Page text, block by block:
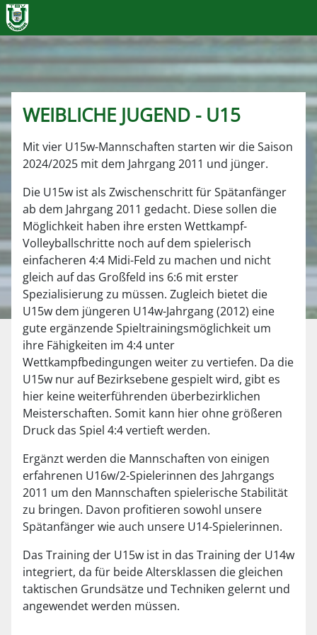
WEIBLICHE JUGEND - U15
Mit vier U15w-Mannschaften starten wir die Saison
2024/2025 mit dem Jahrgang 2011 und jünger.
Die U15w ist als Zwischenschritt für Spätanfänger
ab dem Jahrgang 2011 gedacht. Diese sollen die
Möglichkeit haben ihre ersten Wettkampf-
Volleyballschritte noch auf dem spielerisch
einfacheren 4:4 Midi-Feld zu machen und nicht
gleich auf das Großfeld ins 6:6 mit erster
Spezialisierung zu müssen. Zugleich bietet die
U15w dem jüngeren U14w-Jahrgang (2012) eine
gute ergänzende Spieltrainingsmöglichkeit um
ihre Fähigkeiten im 4:4 unter
Wettkampfbedingungen weiter zu vertiefen. Da die
U15w nur auf Bezirksebene gespielt wird, gibt es
hier keine weiterführenden überbezirklichen
Meisterschaften. Somit kann hier ohne größeren
Druck das Spiel 4:4 vertieft werden.
Ergänzt werden die Mannschaften von einigen
erfahrenen U16w/2-Spielerinnen des Jahrgangs
2011 um den Mannschaften spielerische Stabilität
zu bringen. Davon profitieren sowohl unsere
Spätanfänger wie auch unsere U14-Spielerinnen.
Das Training der U15w ist in das Training der U14w
integriert, da für beide Altersklassen die gleichen
taktischen Grundsätze und Techniken gelernt und
angewendet werden müssen.